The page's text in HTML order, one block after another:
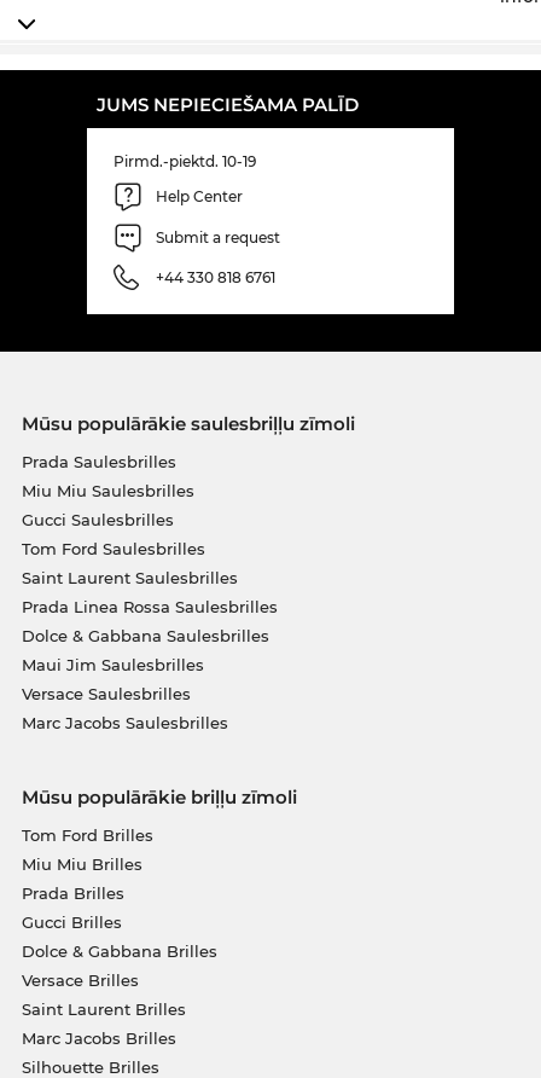
JUMS NEPIECIEŠAMA PALĪD
Pirmd.-piektd. 10-19
Help Center
Submit a request
+44 330 818 6761
Mūsu populārākie saulesbriļļu zīmoli
Prada Saulesbrilles
Miu Miu Saulesbrilles
Gucci Saulesbrilles
Tom Ford Saulesbrilles
Saint Laurent Saulesbrilles
Prada Linea Rossa Saulesbrilles
Dolce & Gabbana Saulesbrilles
Maui Jim Saulesbrilles
Versace Saulesbrilles
Marc Jacobs Saulesbrilles
Mūsu populārākie briļļu zīmoli
Tom Ford Brilles
Miu Miu Brilles
Prada Brilles
Gucci Brilles
Dolce & Gabbana Brilles
Versace Brilles
Saint Laurent Brilles
Marc Jacobs Brilles
Silhouette Brilles